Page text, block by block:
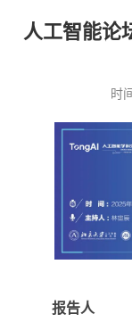
人工智能论
时
报告人